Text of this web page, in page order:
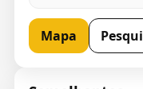
Mapa